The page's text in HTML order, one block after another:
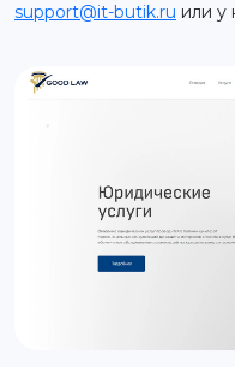
support@it-butik.ru или у